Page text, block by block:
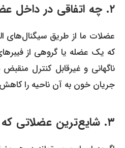
۲. چه اتفاقی در داخل عضله هنگام بروز اسپاسم و گرفتگی رخ می‌دهد؟
عضلات ما از طریق سیگنال‌های
که یک عضله یا گروهی از
ناگهانی و غیرقابل کنترل
جریان خون به آن ناحیه را
۳. شایع‌ترین عضلاتی که در بدن دچار اسپاسم و گرفتگی می‌شوند